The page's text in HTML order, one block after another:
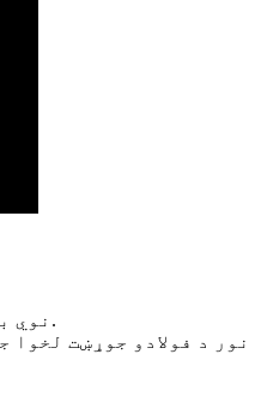
دا کانټینر کور د 5X40FT + 1X20ft ISO نوي بار وړلو کانټینر څخه جوړ دی.